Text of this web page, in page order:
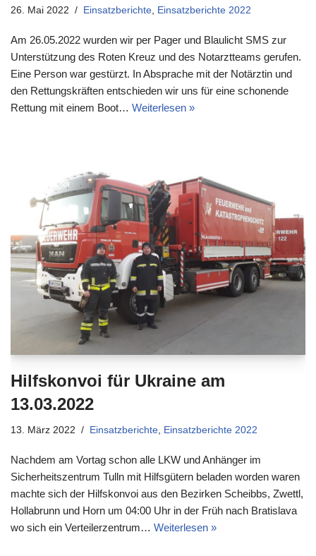
26. Mai 2022 Einsatzberichte Einsatzberichte 2022
Am 26.05.2022 wurden wir per Pager und Blaulicht SMS zur
Unterstützung des Roten Kreuz und des Notarztteams gerufen.
Eine Person war gestürzt. In Absprache mit der Notärztin und
den Rettungskräften entschieden wir uns für eine schonende
Rettung mit einem Boot… Weiterlesen »
Hilfskonvoi für Ukraine am
13.03.2022
13. März 2022 Einsatzberichte, Einsatzberichte 2022
Nachdem am Vortag schon alle LKW und Anhänger im
Sicherheitszentrum Tulln mit Hilfsgütern beladen worden waren
machte sich der Hilfskonvoi aus den Bezirken Scheibbs, Zwettl,
Hollabrunn und Horn um 04:00 Uhr in der Früh nach Bratislava
wo sich ein Verteilerzentrum… Weiterlesen »